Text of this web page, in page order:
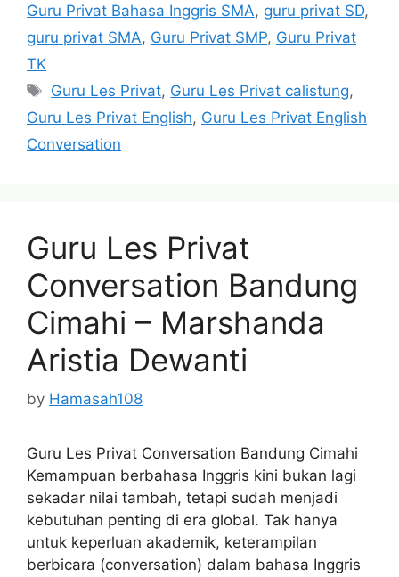
Guru Privat Bahasa Inggris SMA, guru privat SD,
guru privat SMA, Guru Privat SMP, Guru Privat
TK
Tags
Guru Les Privat, Guru Les Privat calistung,
Guru Les Privat English, Guru Les Privat English
Conversation
Guru Les Privat
Conversation Bandung
Cimahi – Marshanda
Aristia Dewanti
by Hamasah108
Guru Les Privat Conversation Bandung Cimahi
Kemampuan berbahasa Inggris kini bukan lagi
sekadar nilai tambah, tetapi sudah menjadi
kebutuhan penting di era global. Tak hanya
untuk keperluan akademik, keterampilan
berbicara (conversation) dalam bahasa Inggris